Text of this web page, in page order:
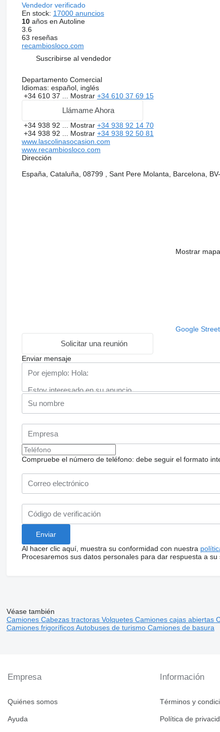
Vendedor verificado
En stock: 17000 anuncios
10años en Autoline
3.6
63 reseñas
recambiosloco.com
Suscribirse al vendedor
Departamento Comercial
Idiomas: español, inglés
+34 610 37 ... Mostrar +34 610 37 69 15
Llámame Ahora
+34 938 92 ... Mostrar +34 938 92 14 70
+34 938 92 ... Mostrar +34 938 92 50 81
www.lascolinasocasion.com
www.recambiosloco.com
Dirección
España, Cataluña, 08799 , Sant Pere Molanta, Barcelona,
Mostrar mapa
Google
Solicitar una reunión
Enviar mensaje
Compruebe el número de teléfono: debe seguir el formato
Al hacer clic aquí, muestra su conformidad con nuestra
Procesaremos sus datos personales para dar respuesta a su
Véase también
Camiones Cabezas tractoras Volquetes Camiones cajas abiertas
Camiones frigoríficosAutobuses de turismo Camiones de basura
Empresa
Quiénes somos
Ayuda
Información
Términos y
Política de